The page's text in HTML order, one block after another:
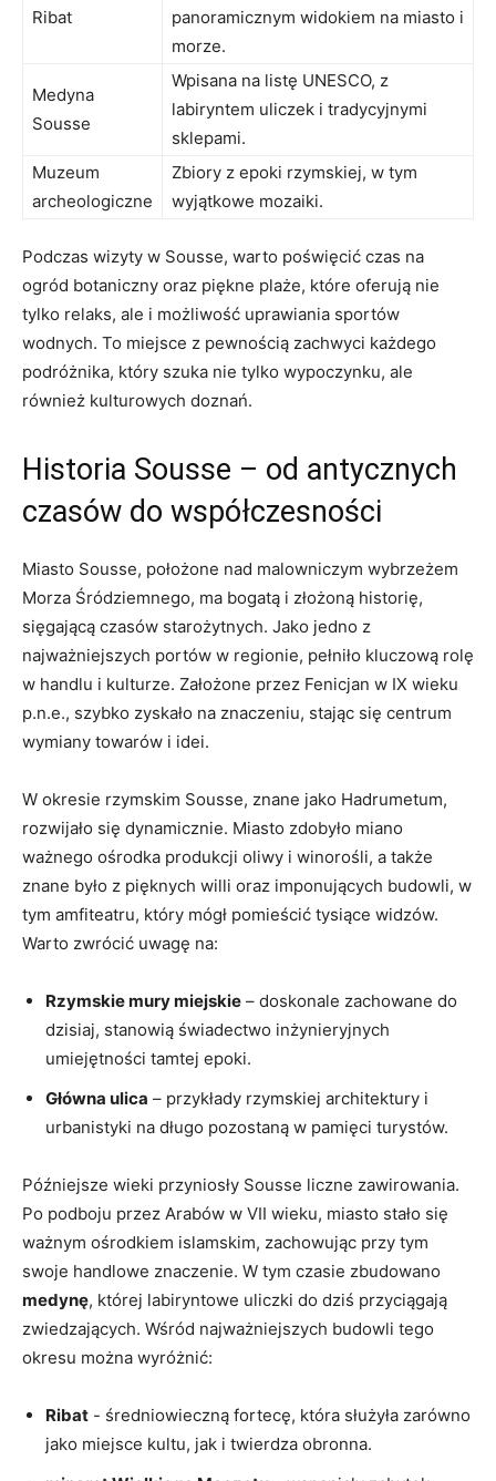
Ribat
panoramicznym widokiem na miasto i
morze.
Medyna
Sousse
Wpisana na‍ listę UNESCO, z
labiryntem uliczek i tradycyjnymi
sklepami.
Muzeum
archeologiczne
Zbiory z epoki rzymskiej, w tym
wyjątkowe mozaiki.
Podczas wizyty w Sousse, warto poświęcić ⁢czas ‍na
ogród botaniczny oraz piękne⁢ plaże, które ‌oferują nie
tylko ‍relaks, ale i możliwość ​uprawiania sportów
wodnych. To miejsce z pewnością zachwyci⁢ każdego
podróżnika, który szuka nie tylko wypoczynku, ​ale
również kulturowych doznań.
Historia ‍Sousse – od antycznych
czasów ⁤do współczesności
Miasto Sousse, położone nad malowniczym wybrzeżem
Morza Śródziemnego, ma bogatą i złożoną historię,
sięgającą czasów starożytnych.​ Jako jedno z
najważniejszych portów w⁣ regionie, ⁣pełniło kluczową⁣ rolę
w‌ handlu ⁢i kulturze. Założone przez Fenicjan w IX wieku
p.n.e., szybko zyskało na ‌znaczeniu, stając się centrum
wymiany towarów i idei.
W okresie rzymskim Sousse, znane jako‌ Hadrumetum,
rozwijało ‍się dynamicznie. Miasto zdobyło miano
ważnego ośrodka produkcji ‍oliwy i ⁣winorośli, a także
znane było z ⁤pięknych willi oraz​ imponujących budowli,​ w
tym amfiteatru, który mógł pomieścić⁤ tysiące widzów.
⁤Warto zwrócić uwagę na:
Rzymskie mury miejskie – doskonale zachowane​ do
dzisiaj, stanowią świadectwo inżynieryjnych
umiejętności tamtej epoki.
Główna‍ ulica – przykłady rzymskiej architektury i⁢
urbanistyki na długo pozostaną w pamięci turystów.
Późniejsze wieki ‌przyniosły Sousse liczne zawirowania.
Po⁣ podboju przez Arabów ‍w VII wieku, miasto stało się
ważnym ośrodkiem⁣ islamskim, zachowując⁢ przy tym
swoje handlowe znaczenie. W⁢ tym czasie zbudowano
medynę, której labiryntowe uliczki do dziś ⁤przyciągają
zwiedzających. Wśród najważniejszych budowli tego
okresu można ​wyróżnić:
Ribat -⁢ średniowieczną fortecę, ⁣która służyła zarówno
jako miejsce kultu, jak i​ twierdza ⁤obronna.